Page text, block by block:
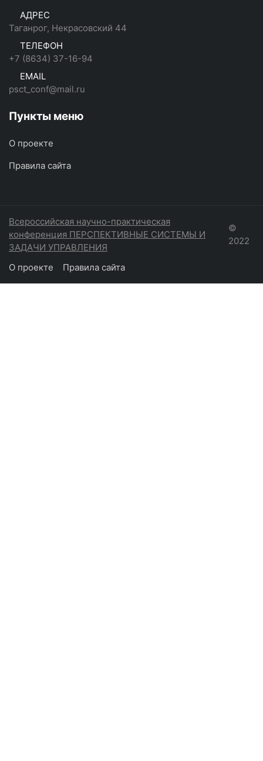
АДРЕС
Таганрог, Некрасовский 44
ТЕЛЕФОН
+7 (8634) 37-16-94
EMAIL
psct_conf@mail.ru
Пункты меню
О проекте
Правила сайта
Всероссийская научно-практическая
конференция ПЕРСПЕКТИВНЫЕ СИСТЕМЫ И
ЗАДАЧИ УПРАВЛЕНИЯ
©
2022
О проекте Правила сайта